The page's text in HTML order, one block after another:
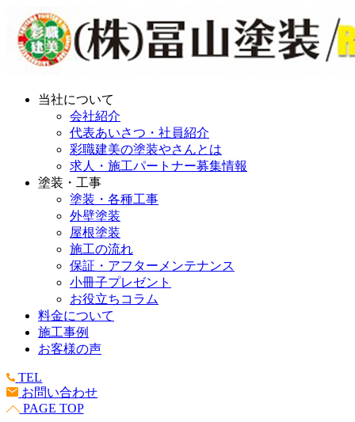
当社について
会社紹介
代表あいさつ・社員紹介
彩職建美の塗装やさんとは
求人・施工パートナー募集情報
塗装・工事
塗装・各種工事
外壁塗装
屋根塗装
施工の流れ
保証・アフターメンテナンス
小冊子プレゼント
お役立ちコラム
料金について
施工事例
お客様の声
TEL
お問い合わせ
PAGE TOP